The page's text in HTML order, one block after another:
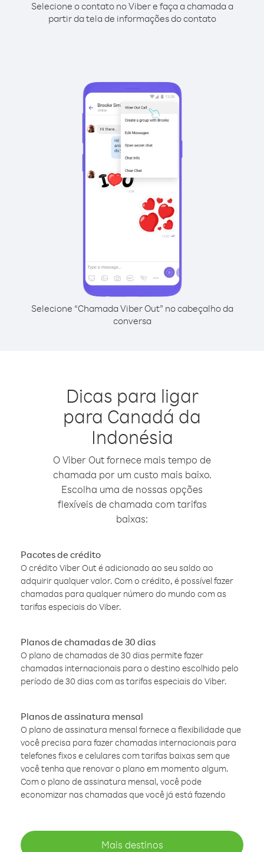
Selecione o contato no Viber e faça a chamada a
partir da tela de informações do contato
Selecione “Chamada Viber Out” no cabeçalho da
conversa
Dicas para ligar
para Canadá da
Indonésia
O Viber Out fornece mais tempo de
chamada por um custo mais baixo.
Escolha uma de nossas opções
flexíveis de chamada com tarifas
baixas:
Pacotes de crédito
O crédito Viber Out é adicionado ao seu saldo ao
adquirir qualquer valor. Com o crédito, é possível fazer
chamadas para qualquer número do mundo com as
tarifas especiais do Viber.
Planos de chamadas de 30 dias
O plano de chamadas de 30 dias permite fazer
chamadas internacionais para o destino escolhido pelo
período de 30 dias com as tarifas especiais do Viber.
Planos de assinatura mensal
O plano de assinatura mensal fornece a flexibilidade que
você precisa para fazer chamadas internacionais para
telefones fixos e celulares com tarifas baixas sem que
você tenha que renovar o plano em momento algum.
Com o plano de assinatura mensal, você pode
economizar nas chamadas que você já está fazendo
Mais destinos